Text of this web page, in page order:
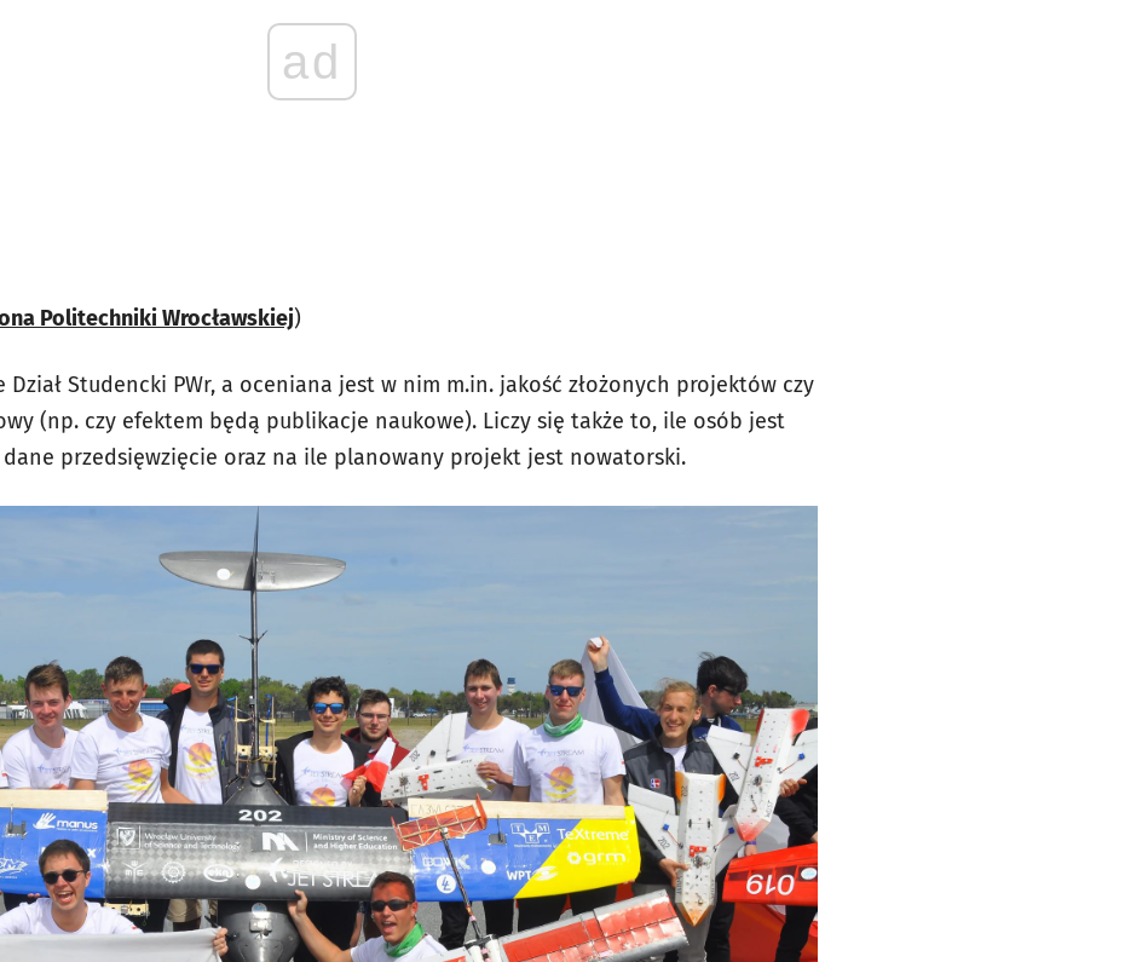
ad
Politechniki Wrocławskiej)
Studencki PWr, a oceniana jest w nim m.in. jakość złożonych projektów czy
(np. czy efektem będą publikacje naukowe). Liczy się także to, ile osób jest
dane przedsięwzięcie oraz na ile planowany projekt jest nowatorski.